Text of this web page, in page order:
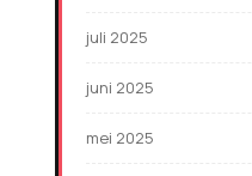
juli 2025
juni 2025
mei 2025